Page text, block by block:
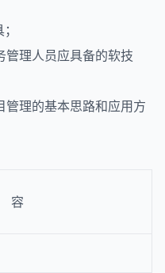
管理人员应具备的软技
管理的基本思路和应用方
容